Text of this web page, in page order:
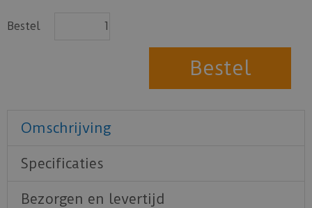
Bestel
Omschrijving
Specificaties
Bezorgen en levertijd